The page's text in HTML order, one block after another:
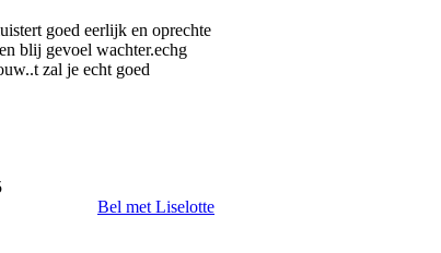
goed eerlijk en oprechte
blij gevoel wachter.echg
zal je echt goed
Bel met Liselotte